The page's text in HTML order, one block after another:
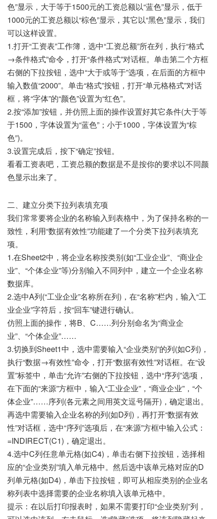
色”显示，大于等于1500元的工资总额以“蓝色”显示，低于
1000元的工资总额以“棕色”显示，其它以“黑色”显示，我们
可以这样设置。
1.打开“工资表”工作簿，选中“工资总额”所在列，执行“格式
→条件格式”命令，打开“条件格式”对话框。单击第二个方框
右侧的下拉按钮，选中“大于或等于”选项，在后面的方框中
输入数值“2000”。单击“格式”按钮，打开“单元格格式”对话
框，将“字体”的“颜色”设置为“红色”。
2.按“添加”按钮，并仿照上面的操作设置好其它条件(大于等
于1500，字体设置为“蓝色”；小于1000，字体设置为“棕
色”)。
3.设置完成后，按下“确定”按钮。
看看工资表吧，工资总额的数据是不是按你的要求以不同颜
色显示出来了。
二、建立分类下拉列表填充项
我们常常要将企业的名称输入到表格中，为了保持名称的一
致性，利用“数据有效性”功能建了一个分类下拉列表填充
项。
1.在Sheet2中，将企业名称按类别(如“工业企业”、“商业企
业”、“个体企业”等)分别输入不同列中，建立一个企业名称
数据库。
2.选中A列(“工业企业”名称所在列)，在“名称”栏内，输入“工
业企业”字符后，按“回车”键进行确认。
仿照上面的操作，将B、C……列分别命名为“商业企
业”、“个体企业”……
3.切换到Sheet1中，选中需要输入“企业类别”的列(如C列)，
执行“数据→有效性”命令，打开“数据有效性”对话框。在“设
置”标签中，单击“允许”右侧的下拉按钮，选中“序列”选项，
在下面的“来源”方框中，输入“工业企业”，“商业企业”，“个
体企业”……序列(各元素之间用英文逗号隔开)，确定退出。
再选中需要输入企业名称的列(如D列)，再打开“数据有效
性”对话框，选中“序列”选项后，在“来源”方框中输入公式：
=INDIRECT(C1)，确定退出。
4.选中C列任意单元格(如C4)，单击右侧下拉按钮，选择相
应的“企业类别”填入单元格中。然后选中该单元格对应的D
列单元格(如D4)，单击下拉按钮，即可从相应类别的企业名
称列表中选择需要的企业名称填入该单元格中。
提示：在以后打印报表时，如果不需要打印“企业类别”列，